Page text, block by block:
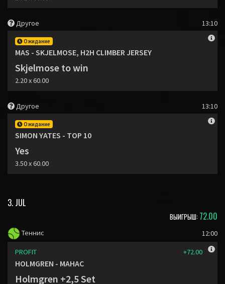
Другое 13:10
Ожидание
MAS - SKJELMOSE, H2H CLIMBER JERSEY
Skjelmose to win
2.20 x 60.00
Другое 13:10
Ожидание
SIMON YATES - TOP 10
Yes
3.50 x 60.00
3. JUL
ВЫИГРЫШ: 72.00
Теннис 12:00
PROFIT +72.00
HOLMGREN - MAHAC
Holmgren +2,5 Set